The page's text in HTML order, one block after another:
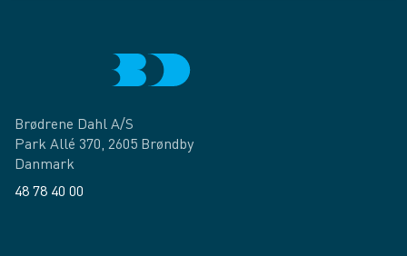
Brødrene Dahl A/S
Park Allé 370, 2605 Brøndby
Danmark
48 78 40 00